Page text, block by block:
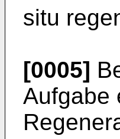
situ
[0005]
Aufgabe